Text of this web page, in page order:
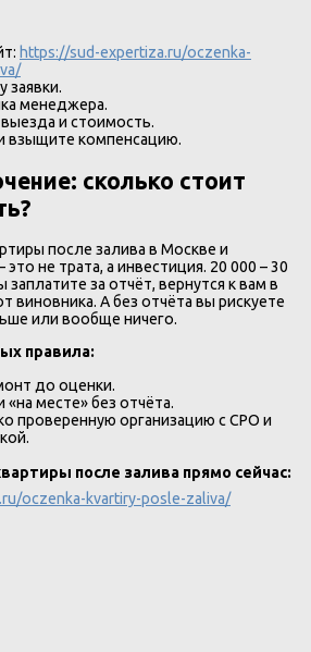
https://sud-expertiza.ru/oczenka-
заявки.
менеджера.
и стоимость.
взыщите компенсацию.
сколько стоит
после залива в Москве и
не трата, а инвестиция. 20 000 – 30
за отчёт, вернутся к вам в
виновника. А без отчёта вы рискуете
или вообще ничего.
правила:
до оценки.
«на месте» без отчёта.
проверенную организацию с СРО и
после залива прямо сейчас:
oczenka-kvartiry-posle-zaliva/